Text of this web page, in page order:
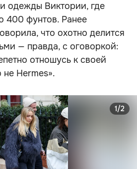
одежды Виктории, где
400 фунтов. Ранее
что охотно делится
— правда, с оговоркой:
отношусь к своей
Hermes».
1/2